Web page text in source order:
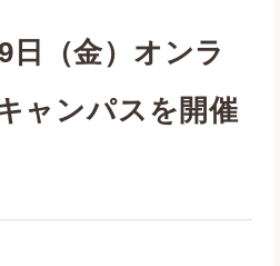
（金）オンラ
ャンパスを開催